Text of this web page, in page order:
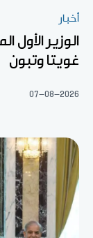
أخبار
الوزير الأول
غويتا وتبون
07-08-2026